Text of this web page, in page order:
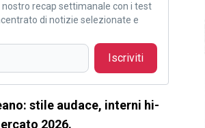
recap settimanale con i test
di notizie selezionate e
Iscriviti
stile audace, interni hi-
2026.